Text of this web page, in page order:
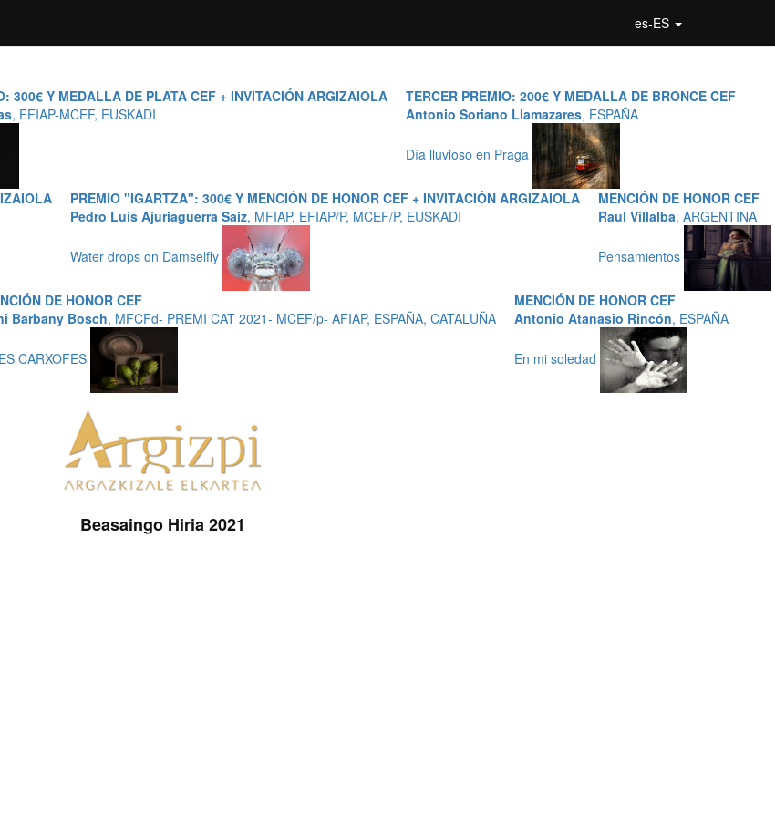
es-ES
300€ Y MEDALLA DE PLATA CEF + INVITACIÓN ARGIZAIOLA
, EFIAP-MCEF, EUSKADI
TERCER PREMIO: 200€ Y MEDALLA DE BRONCE CEF
Antonio Soriano Llamazares, ESPAÑA
Día lluvioso en Praga
PREMIO "IGARTZA": 300€ Y MENCIÓN DE HONOR CEF + INVITACIÓN ARGIZAIOLA
Pedro Luís Ajuriaguerra Saiz, MFIAP, EFIAP/P, MCEF/P, EUSKADI
Water drops on Damselfly
MENCIÓN DE HONOR CEF
Raul Villalba, ARGENTINA
Pensamientos
DE HONOR CEF
Barbany Bosch, MFCFd- PREMI CAT 2021- MCEF/p- AFIAP, ESPAÑA, CATALUÑA
CARXOFES
MENCIÓN DE HONOR CEF
Antonio Atanasio Rincón, ESPAÑA
En mi soledad
Beasaingo Hiria 2021